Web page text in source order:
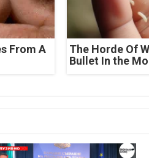
From A
The Horde Of
Bullet In the